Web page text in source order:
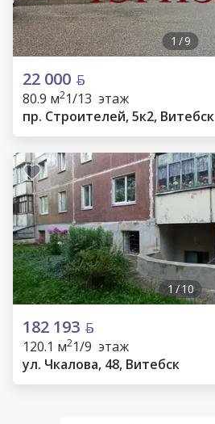
1 /9
22 000
80.9 м21/13 этаж
пр. Строителей, 5к2, Витебск
1/10
182 193
120.1 м21/9 этаж
ул. Чкалова, 48, Витебск